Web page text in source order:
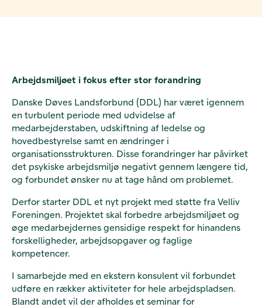
Arbejdsmiljøet i fokus efter stor forandring
Danske Døves Landsforbund (DDL) har været igennem
en turbulent periode med udvidelse af
medarbejderstaben, udskiftning af ledelse og
hovedbestyrelse samt en ændringer i
organisationsstrukturen. Disse forandringer har påvirket
det psykiske arbejdsmiljø negativt gennem længere tid,
og forbundet ønsker nu at tage hånd om problemet.
Derfor starter DDL et nyt projekt med støtte fra Velliv
Foreningen. Projektet skal forbedre arbejdsmiljøet og
øge medarbejdernes gensidige respekt for hinandens
forskelligheder, arbejdsopgaver og faglige
kompetencer.
I samarbejde med en ekstern konsulent vil forbundet
udføre en rækker aktiviteter for hele arbejdspladsen.
Blandt andet vil der afholdes et seminar for